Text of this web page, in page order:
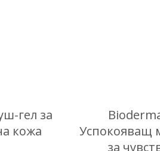
гел за
кожа
Успокояващ
за